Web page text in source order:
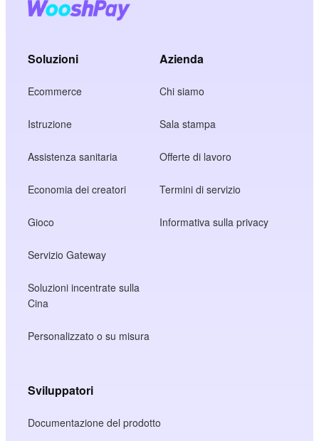
Soluzioni
Ecommerce
Istruzione
Assistenza sanitaria
Economia dei creatori
Gioco
Servizio Gateway
Soluzioni incentrate sulla
Cina
Personalizzato o su misura
Azienda
Chi siamo
Sala stampa
Offerte di lavoro
Termini di servizio
Informativa sulla privacy
Sviluppatori
Documentazione del prodotto